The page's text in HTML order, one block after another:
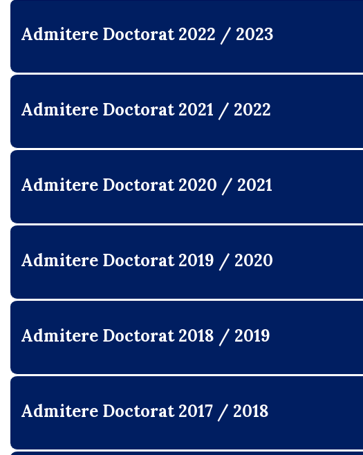
Admitere Doctorat 2022 / 2023
Admitere Doctorat 2021 / 2022
Admitere Doctorat 2020 / 2021
Admitere Doctorat 2019 / 2020
Admitere Doctorat 2018 / 2019
Admitere Doctorat 2017 / 2018